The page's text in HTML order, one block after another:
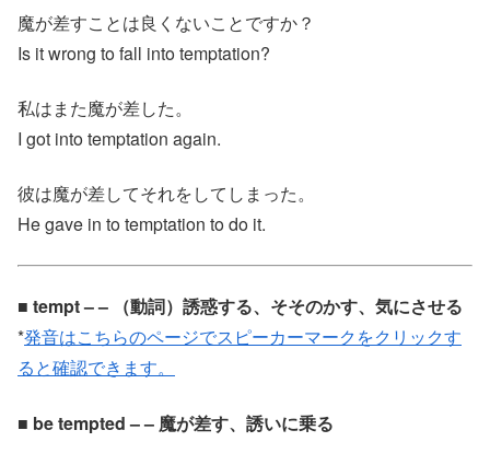
魔が差すことは良くないことですか？
Is it wrong to fall into temptation?
私はまた魔が差した。
I got into temptation again.
彼は魔が差してそれをしてしまった。
He gave in to temptation to do it.
■ tempt – – （動詞）誘惑する、そそのかす、気にさせる
*発音はこちらのページでスピーカーマークをクリックす
ると確認できます。
■ be tempted – – 魔が差す、誘いに乗る